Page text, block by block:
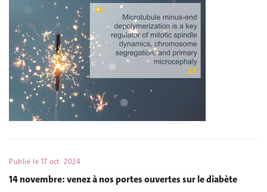
Publié le 17 oct. 2024
14 novembre: venez à nos portes ouvertes sur le diabète